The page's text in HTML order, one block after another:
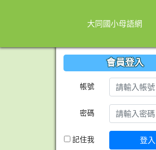
大同國小母語網
會員登入
帳號
密碼
記住我 登入